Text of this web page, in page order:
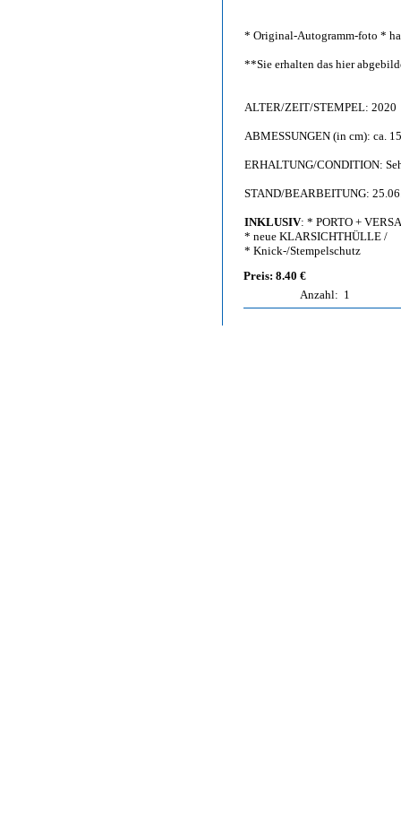
* Original-Autogramm-foto *
**Sie erhalten das hier
ALTER/ZEIT/STEMPEL: 2020
ABMESSUNGEN (in cm): ca.
ERHALTUNG/CONDITION:
STAND/BEARBEITUNG:
INKLUSIV: * PORTO +
* neue KLARSICHTHÜLLE /
* Knick-/Stempelschutz
Preis: 8.40 €
Anzahl: 1